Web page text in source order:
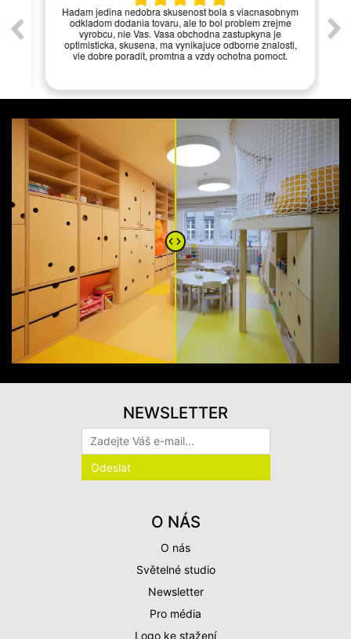
Hadam jedina nedobra skusenost bola s viacnasobnym
odkladom dodania tovaru, ale to bol problem zrejme
vyrobcu, nie Vas. Vasa obchodna zastupkyna je
optimisticka, skusena, ma vynikajuce odborne znalosti,
vie dobre poradit, promtna a vzdy ochotna pomoct.
O NÁS
O nás
Světelné studio
Newsletter
Pro média
Logo ke stažení
NEWSLETTER